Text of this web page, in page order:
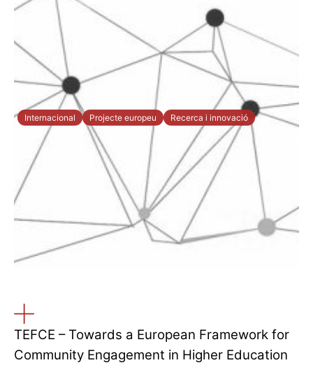
Internacional Projecte europeu Recerca i innovació
TEFCE – Towards a European Framework for
Community Engagement in Higher Education